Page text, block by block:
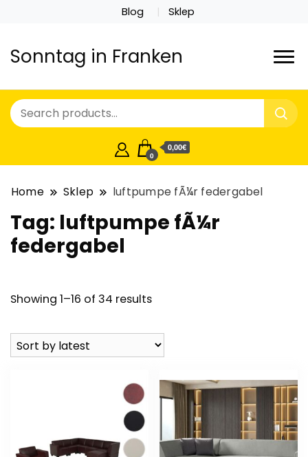
Blog Sklep
Sonntag in Franken
0
0,00€
Home Sklep luftpumpe fÃ¼r federgabel
Tag: luftpumpe fÃ¼r
federgabel
Showing 1–16 of 34 results